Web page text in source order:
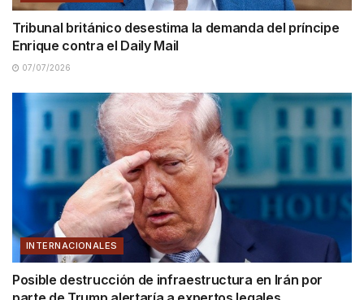
Tribunal británico desestima la demanda del príncipe
Enrique contra el Daily Mail
07/07/2026
INTERNACIONALES
Posible destrucción de infraestructura en Irán por